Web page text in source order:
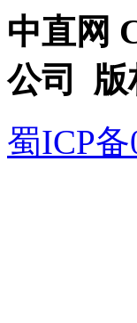
中直网
公司 版
蜀ICP备